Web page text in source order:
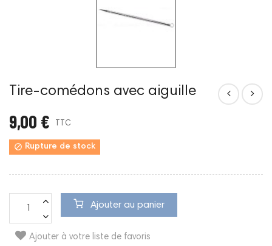
Tire-comédons avec aiguille
9,00 € TTC
 Rupture de stock
Ajouter au panier
Ajouter à votre liste de favoris